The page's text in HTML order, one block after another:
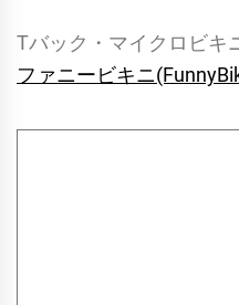
Tバック・マイクロビキ
ファニービキニ